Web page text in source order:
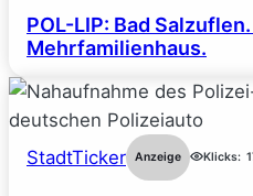
POL-LIP: Bad
Mehrfamilienhaus.
StadtTicker Anzeige Klicks: